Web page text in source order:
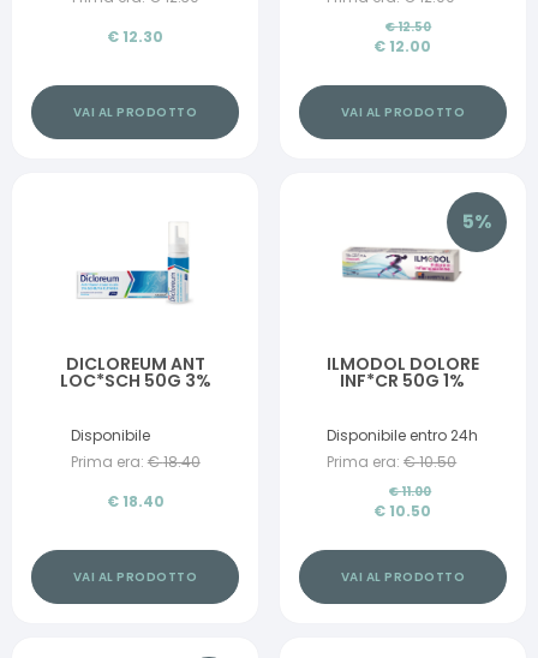
€ 12.30
VAI AL PRODOTTO
€12.50
€ 12.00
VAI AL PRODOTTO
DICLOREUM ANT
LOC*SCH 50G 3%
Disponibile
Prima era: €18.40
€ 18.40
VAI AL PRODOTTO
5%
ILMODOL DOLORE
INF*CR 50G 1%
Disponibile entro 24h
Prima era: €10.50
€11.00
€ 10.50
VAI AL PRODOTTO